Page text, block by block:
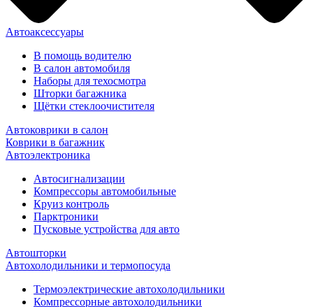
Автоаксессуары
В помощь водителю
В салон автомобиля
Наборы для техосмотра
Шторки багажника
Щётки стеклоочистителя
Автоковрики в салон
Коврики в багажник
Автоэлектроника
Автосигнализации
Компрессоры автомобильные
Круиз контроль
Парктроники
Пусковые устройства для авто
Автошторки
Автохолодильники и термопосуда
Термоэлектрические автохолодильники
Компрессорные автохолодильники